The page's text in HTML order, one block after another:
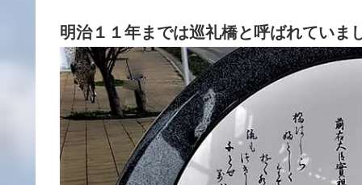
明治１１年までは巡礼橋と呼ばれていま